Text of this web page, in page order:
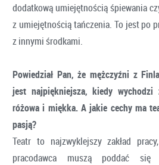
dodatkową umiejętnością śpiewania
z umiejętnością tańczenia. To jest po
z innymi środkami.
Powiedział Pan, że mężczyźni z
jest najpiękniejsza, kiedy
różowa i miękka. A jakie cechy ma
pasją?
Teatr to najzwyklejszy zakład
pracodawca muszą poddać się